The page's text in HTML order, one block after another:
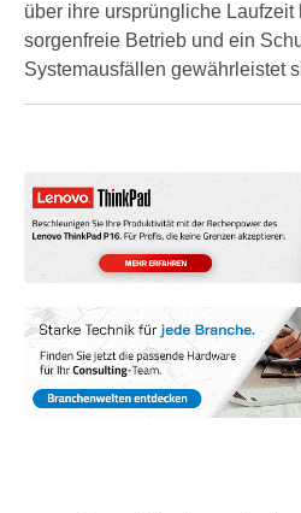
über ihre ursprüngliche Laufzeit
sorgenfreie Betrieb und ein
Systemausfällen gewährleistet